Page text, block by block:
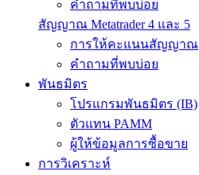
คำถามที่พบบ่อย
สัญญาณ Metatrader 4 และ 5
การให้คะแนนสัญญาณ
คำถามที่พบบ่อย
พันธมิตร
โปรแกรมพันธมิตร (IB)
ตัวแทน PAMM
ผู้ให้ข้อมูลการซื้อขาย
การวิเคราะห์